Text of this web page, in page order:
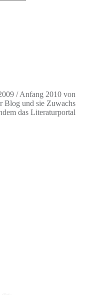
/ Anfang 2010 von
Blog und sie Zuwachs
das Literaturportal